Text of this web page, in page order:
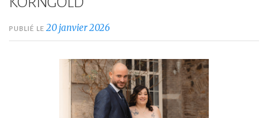
PUBLIÉ LE 20 janvier 2026